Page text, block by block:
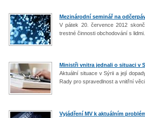
Mezinárodní seminář na
V pátek 20. července 2012
trestné činnosti obchodování s
Ministři vnitra jednali o situaci v
Aktuální situace v Sýrii a její
Rady pro spravedlnost a vnitřní
Vyjádření MV k aktuálním